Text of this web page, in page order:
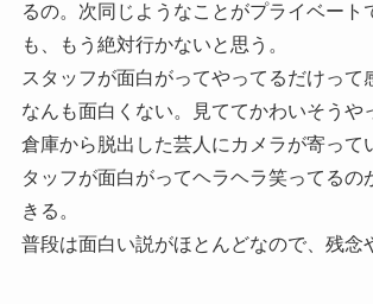
るの。次同じようなことがプライベート
も、もう絶対行かないと思う。
スタッフが面白がってやってるだけって
なんも面白くない。見ててかわいそうや
倉庫から脱出した芸人にカメラが寄って
タッフが面白がってヘラヘラ笑ってるの
きる。
普段は面白い説がほとんどなので、残念